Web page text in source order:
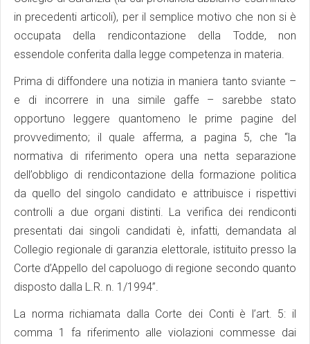
in precedenti articoli), per il semplice motivo che non si è
occupata della rendicontazione della Todde, non
essendole conferita dalla legge competenza in materia.
Prima di diffondere una notizia in maniera tanto sviante –
e di incorrere in una simile gaffe – sarebbe stato
opportuno leggere quantomeno le prime pagine del
provvedimento; il quale afferma, a pagina 5, che “la
normativa di riferimento opera una netta separazione
dell’obbligo di rendicontazione della formazione politica
da quello del singolo candidato e attribuisce i rispettivi
controlli a due organi distinti. La verifica dei rendiconti
presentati dai singoli candidati è, infatti, demandata al
Collegio regionale di garanzia elettorale, istituito presso la
Corte d’Appello del capoluogo di regione secondo quanto
disposto dalla L.R. n. 1/1994”.
La norma richiamata dalla Corte dei Conti è l’art. 5: il
comma 1 fa riferimento alle violazioni commesse dai